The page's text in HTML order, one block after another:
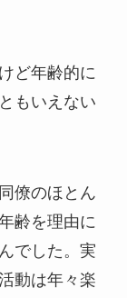
ど年齢的に
もいえない
僚のほとん
齢を理由に
でした。実
動は年々楽